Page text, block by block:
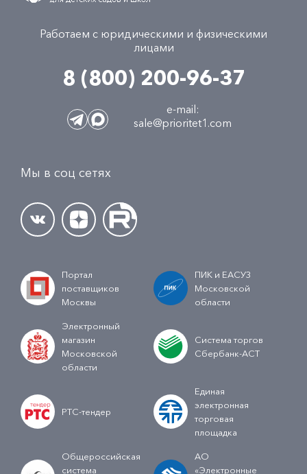
Работаем с юридическими и физическими
лицами
8 (800) 200-96-37
e-mail:
sale@prioritet1.com
Мы в соц сетях
Портал
поставщиков
Москвы
ПИК и ЕАСУЗ
Московской
области
Электронный
магазин
Московской
области
Система торгов
Сбербанк-АСТ
РТС-тендер
Единая
электронная
торговая
площадка
Общероссийская
система
АО
«Электронные